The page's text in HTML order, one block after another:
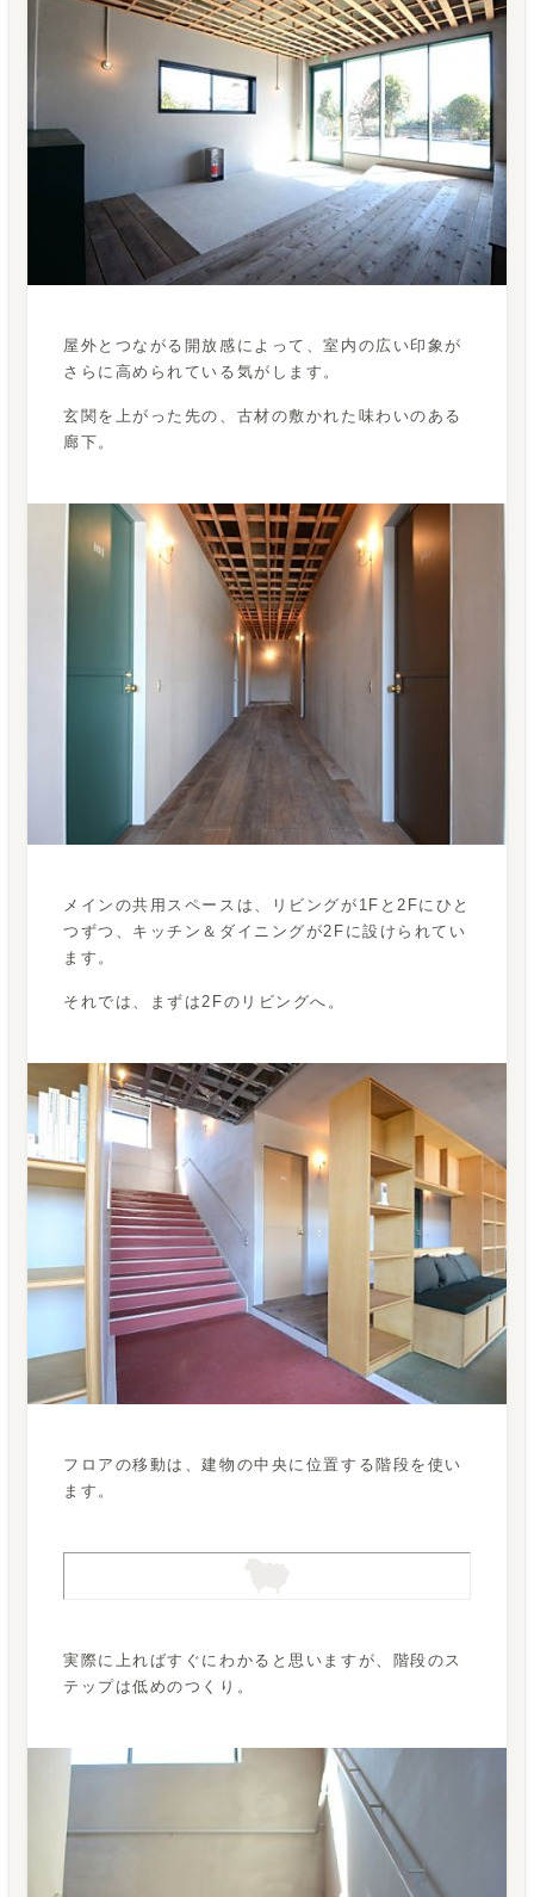
屋外とつながる開放感によって、室内の広い印象が
さらに高められている気がします。
玄関を上がった先の、古材の敷かれた味わいのある
廊下。
メインの共用スペースは、リビングが1Fと2Fにひと
つずつ、キッチン＆ダイニングが2Fに設けられてい
ます。
それでは、まずは2Fのリビングへ。
フロアの移動は、建物の中央に位置する階段を使い
ます。
実際に上ればすぐにわかると思いますが、階段のス
テップは低めのつくり。